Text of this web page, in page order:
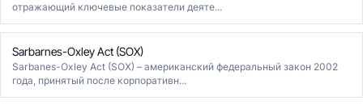
отражающий ключевые показатели деяте...
Sarbarnes-Oxley Act (SOX)
Sarbanes-Oxley Act (SOX) – американский федеральный закон 2002
года, принятый после корпоративн...